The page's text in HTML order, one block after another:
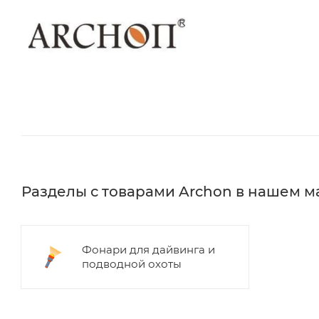
Разделы с товарами Archon в нашем
Фонари для дайвинга и
подводной охоты